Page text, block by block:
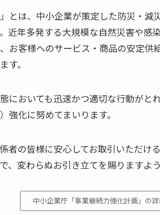
とは、中小企業が策定した防災・
近年多発する大規模な自然災害や感
お客様へのサービス・商品の安定供
す。
においても迅速かつ適切な行動がと
強化に努めてまいります。
者の皆様に安心してお取引いただけ
、変わらぬお引き立てを賜りますよ
中小企業庁「事業継続力強化計画」の